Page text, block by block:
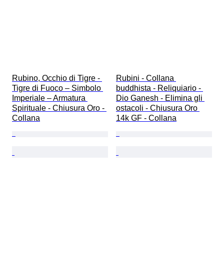
Rubino, Occhio di Tigre -
Tigre di Fuoco – Simbolo
Imperiale – Armatura
Spirituale - Chiusura Oro -
Collana
Rubini - Collana
buddhista - Reliquiario -
Dio Ganesh - Elimina gli
ostacoli - Chiusura Oro
14k GF - Collana